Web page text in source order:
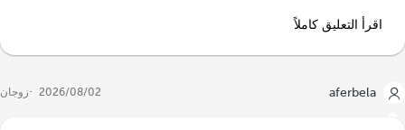
اقرأ التعليق كاملاً
aferbela
02‏/08‏/2026 زوجان